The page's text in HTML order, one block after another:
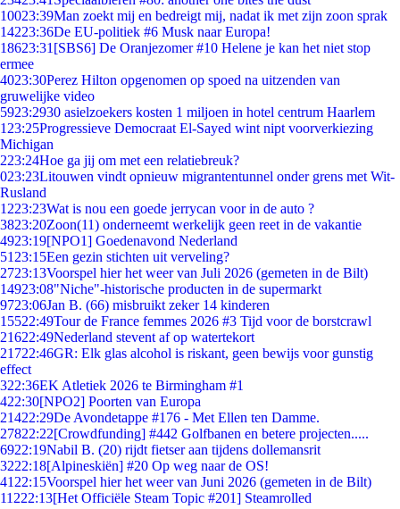
10023:39Man zoekt mij en bedreigt mij, nadat ik met zijn zoon sprak
14223:36De EU-politiek #6 Musk naar Europa!
18623:31 [SBS6] De Oranjezomer #10 Helene je kan het niet stop
ermee
4023:30Perez Hilton opgenomen op spoed na uitzenden van
gruwelijke video
5923:2930 asielzoekers kosten 1 miljoen in hotel centrum Haarlem
1 23:25Progressieve Democraat El-Sayed wint nipt voorverkiezing
Michigan
223:24Hoe ga jij om met een relatiebreuk?
023:23Litouwen vindt opnieuw migrantentunnel onder grens met Wit-
Rusland
1223:23Wat is nou een goede jerrycan voor in de auto ?
3823:20Zoon(11) onderneemt werkelijk geen reet in de vakantie
4923:19[NPO1] Goedenavond Nederland
51 23:15Een gezin stichten uit verveling?
2723:13Voorspel hier het weer van Juli 2026 (gemeten in de Bilt)
14923:08"Niche"-historische producten in de supermarkt
9723:06Jan B. (66) misbruikt zeker 14 kinderen
15522:49Tour de France femmes 2026 #3 Tijd voor de borstcrawl
21622:49Nederland stevent af op watertekort
21722:46GR: Elk glas alcohol is riskant, geen bewijs voor gunstig
effect
322:36EK Atletiek 2026 te Birmingham #1
422:30[NPO2] Poorten van Europa
21422:29De Avondetappe #176 - Met Ellen ten Damme.
27822:22[Crowdfunding] #442 Golfbanen en betere projecten.....
6922:19Nabil B. (20) rijdt fietser aan tijdens dollemansrit
3222:18[Alpineskiën] #20 Op weg naar de OS!
41 22:15Voorspel hier het weer van Juni 2026 (gemeten in de Bilt)
11222:13[Het Officiële Steam Topic #201] Steamrolled